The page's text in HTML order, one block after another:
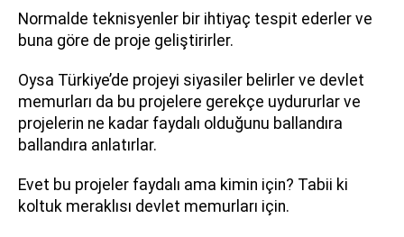
Normalde teknisyenler bir ihtiyaç tespit ederler ve
buna göre de proje geliştirirler.
Oysa Türkiye’de projeyi siyasiler belirler ve devlet
memurları da bu projelere gerekçe uydururlar ve
projelerin ne kadar faydalı olduğunu ballandıra
ballandıra anlatırlar.
Evet bu projeler faydalı ama kimin için? Tabii ki
koltuk meraklısı devlet memurları için.